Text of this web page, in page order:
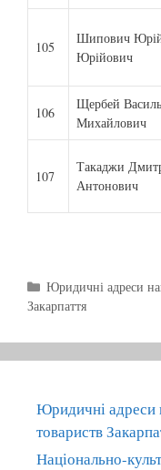
105
Шипович
Юрійович
106
Щербей Василь
Михайлович
107
Такаджи
Антонович
C
a
e
g
r
i
e
s
Юридичні адреси
Закарпаття
Юридичні адреси
товариств
Національно-